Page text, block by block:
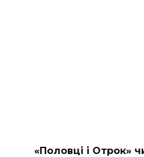
«Половці і Отрок»